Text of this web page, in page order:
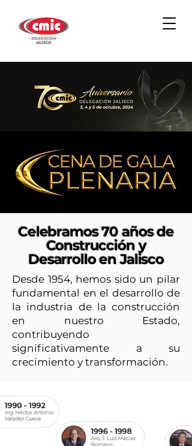
Celebramos 70 años de
Construcción y
Desarrollo en Jalisco
Desde 1954, hemos sido un pilar
fundamental en el desarrollo de
la industria de la construcción
en nuestro Estado,
contribuyendo
significativamente a su
crecimiento y transformación.